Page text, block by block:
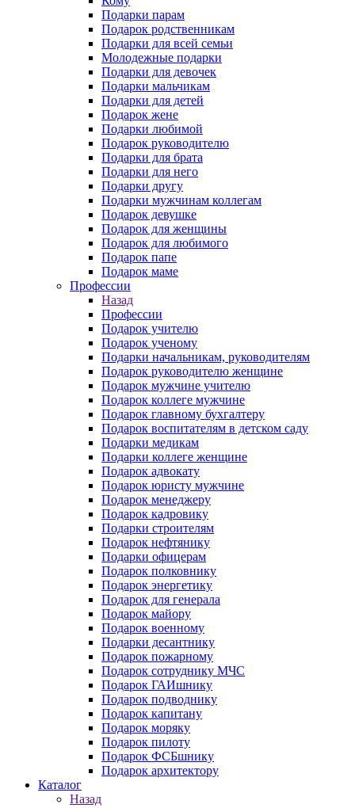
Подарки парам
Подарок родственникам
Подарки для всей семьи
Молодежные подарки
Подарки для девочек
Подарки мальчикам
Подарки для детей
Подарок жене
Подарки любимой
Подарок руководителю
Подарки для брата
Подарки для него
Подарки другу
Подарки мужчинам коллегам
Подарок девушке
Подарок для женщины
Подарок для любимого
Подарок папе
Подарок маме
Профессии
Назад
Профессии
Подарок учителю
Подарок ученому
Подарки начальникам, руководителям
Подарок руководителю женщине
Подарок мужчине учителю
Подарок коллеге мужчине
Подарок главному бухгалтеру
Подарок воспитателям в детском саду
Подарки медикам
Подарки коллеге женщине
Подарок адвокату
Подарок юристу мужчине
Подарок менеджеру
Подарок кадровику
Подарки строителям
Подарок нефтянику
Подарки офицерам
Подарок полковнику
Подарок энергетику
Подарок для генерала
Подарок майору
Подарок военному
Подарки десантнику
Подарок пожарному
Подарок сотруднику МЧС
Подарок ГАИшнику
Подарок подводнику
Подарок капитану
Подарок моряку
Подарок пилоту
Подарок ФСБшнику
Подарок архитектору
Каталог
Назад